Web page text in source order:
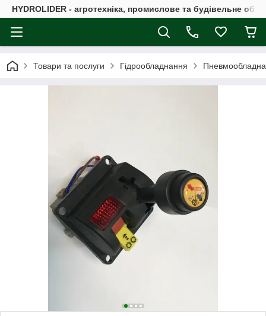
HYDROLIDER - агротехніка, промислове та будівельне
Товари та послуги Гідрообладнання